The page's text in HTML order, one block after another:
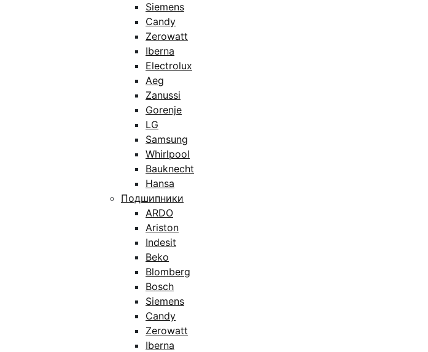
Siemens
Candy
Zerowatt
Iberna
Electrolux
Aeg
Zanussi
Gorenje
LG
Samsung
Whirlpool
Bauknecht
Hansa
Подшипники
ARDO
Ariston
Indesit
Beko
Blomberg
Bosch
Siemens
Candy
Zerowatt
Iberna